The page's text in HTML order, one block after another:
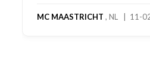
MC MAASTRICHT , NL | 11-